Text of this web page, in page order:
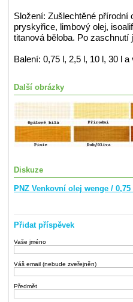
Složení: Zušlechtěné přírodní
pryskyřice, limbový olej,
titanová běloba. Po zaschnutí
Balení: 0,75 l, 2,5 l, 10 l, 30 l a
Další obrázky
Diskuze
PNZ Venkovní olej wenge / 0,75
Přidat příspěvek
Vaše jméno
Váš email (nebude zveřejněn)
Předmět